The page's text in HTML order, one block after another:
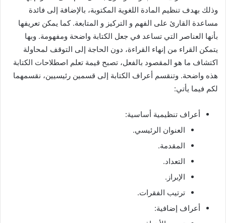
وذلك بهدف تنظيم المادة اللغوية المكتوبة، بالإضافة إلى فائدة
مساعدة القارئ على الفهم و التركيز و المتابعة. كما يمكن تعريفها
بأنها العناصر التي تساعد في جعل الكتابة واضحة ومفهومة. وبها
يتمكن القراء من إنهاء القراءة، دون الحاجة إلى التوقف لمحاولة
اكتشاف ما هو المقصود بالفعل، تصبح قيمة تعلم اصطلاحات الكتابة
هذه واضحة. وتنقسم أعراف الكتابة إلى قسمين رئيسيين، نقسمهما
لكم فيما يأتي:
أعراف تنظيمية أساسية:
العنوان الرئيسي.
المقدمة.
التعداد.
الإبراز.
ترتيب الفقرات.
أعراف إضافية: